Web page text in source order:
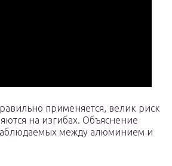
применяется, велик риск
на изгибах. Объяснение
между алюминием и